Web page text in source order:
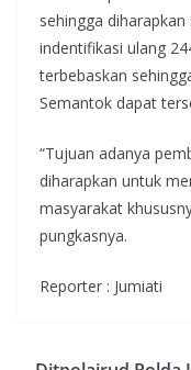
sehingga
indentifikasi ulang
terbebaskan
Semantok dapat
“Tujuan adanya
diharapkan untuk
masyarakat
pungkasnya.
Reporter : Jumiati